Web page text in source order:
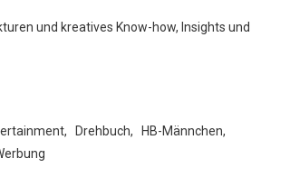
und kreatives Know-how, Insights und
, Drehbuch, HB-Männchen,